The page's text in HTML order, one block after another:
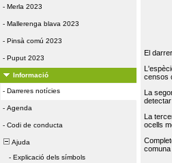
- Merla 2023
- Mallerenga blava 2023
- Pinsà comú 2023
- Puput 2023
Informació
- Darreres notícies
- Agenda
- Codi de conducta
Ajuda
- Explicació dels símbols
El
censos
La
detectar
La
ocells
comuna